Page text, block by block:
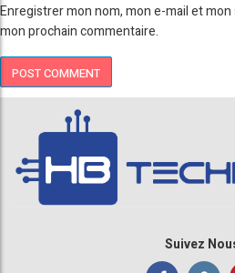
Enregistrer mon nom, mon e-mail et
mon prochain commentaire.
Suivez